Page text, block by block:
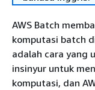
AWS Batch
komputasi batch
adalah cara yang
insinyur untuk
komputasi, dan